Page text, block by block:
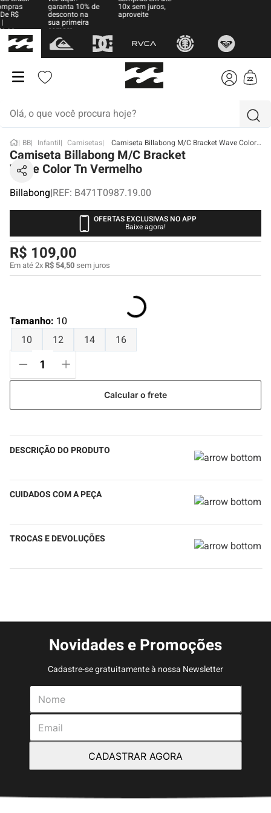
R$
as
garanta 10% de
desconto na
sua primeira
compra
10x sem juros,
aproveite
BB Infantil Camisetas Camiseta Billabong M/C Bracket Wave Color Tn Vermelho
Camiseta Billabong M/C Bracket
Wave Color Tn Vermelho
Billabong|REF: B471T0987.19.00
OFERTAS EXCLUSIVAS NO APP
Baixe agora!
R$ 109,00
Em até2xR$ 54,50sem juros
Tamanho: 10
10
12 14 16
Calcular o frete
DESCRIÇÃO DO PRODUTO
CUIDADOS COM A PEÇA
TROCAS E DEVOLUÇÕES
Novidades e Promoções
Cadastre-se gratuitamente à nossa Newsletter
CADASTRAR AGORA